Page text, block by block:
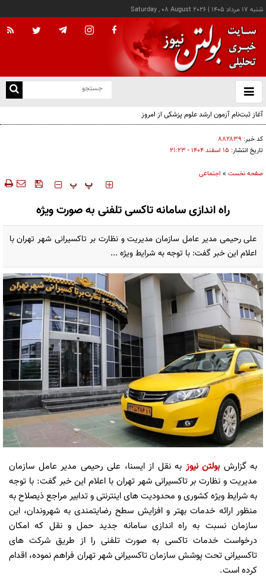
شنبه ۱۷ مرداد ۱۴۰۵ |
Saturday , 08 August 2026
باز
و
آغاز ثبت‌نام آزمون ارشد علوم پزشکی از امروز
کد خبر: ۸۸۲۸۳۹
تاریخ انتشار: ۱۵ اسفند ۱۴۰۴ - ۲۱:۲۳
صفحه نخست » اجتماعی
‍‍‍ پ پ
راه اندازی سامانه تاکسی تلفنی به صورت ویژه
علی رحیمی مدیر عامل سازمان مدیریت و نظارت بر تاکسیرانی شهر تهران با
اعلام این خبر گفت: با توجه به شرایط ویژه ...
به گزارشبولتن نیوز به نقل از ایسنا، علی رحیمی مدیر عامل سازمان
مدیریت و نظارت بر تاکسیرانی شهر تهران با اعلام این خبر گفت: با توجه
به شرایط ویژه کشوری و محدودیت های اینترنتی و تدابیر مراجع ذیصلاح به
منظور ارائه خدمات بهتر و افزایش سطح رضایتمندی به شهروندان، این
سازمان نسبت به راه اندازی سامانه جدید حمل و نقل که امکان
درخواست خدمات تاکسی به صورت تلفنی را از طریق شرکت های
تاکسیرانی تحت پوشش سازمان تاکسیرانی شهر تهران فراهم نموده، اقدام
کرده است.